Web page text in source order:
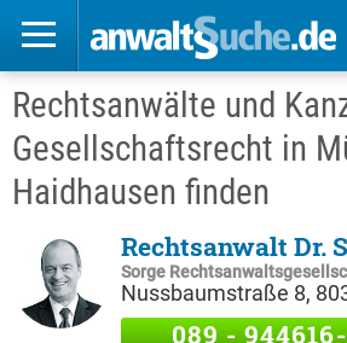
Rechtsanwälte und
Gesellschaftsrecht in
Haidhausen finden
Rechtsanwalt Dr.
Sorge
Nussbaumstraße 8,
089 -